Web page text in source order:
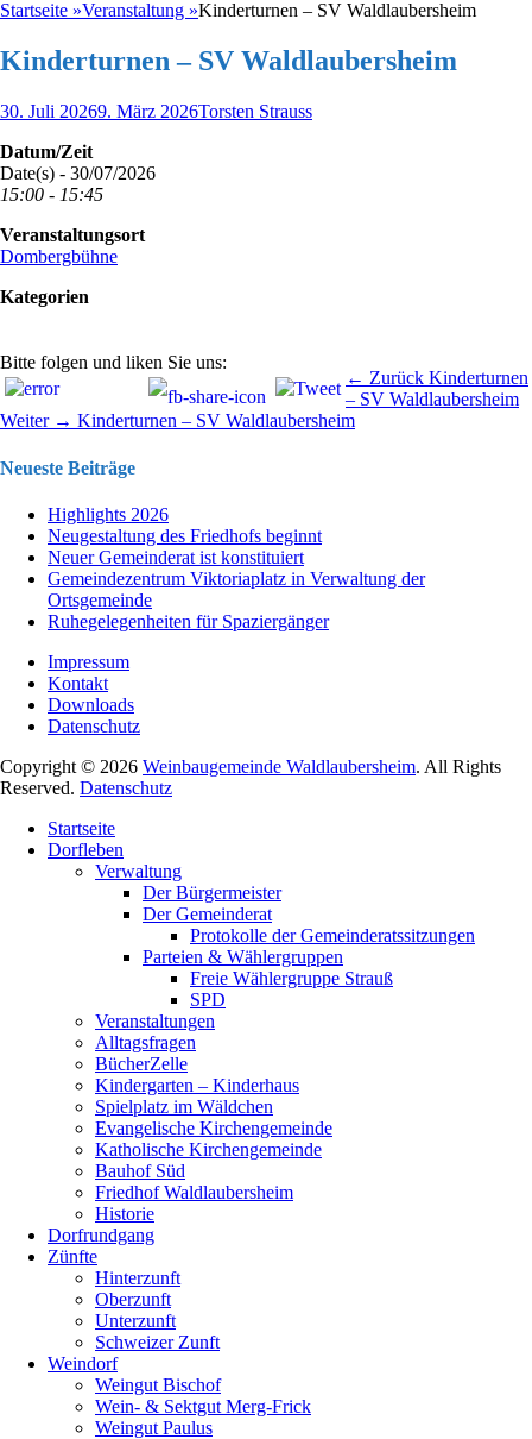
nach:
Startseite »Veranstaltung »Kinderturnen – SV Waldlaubersheim
Kinderturnen – SV Waldlaubersheim
Veröffentlicht
30. Juli 20269. März 2026Autor
Torsten Strauss
Datum/Zeit
Date(s) - 30/07/2026
15:00 - 15:45
Veranstaltungsort
Dombergbühne
Kategorien
Bitte folgen und liken Sie uns:
Beitragsnavigation ← Zurück
Beitrag:
Kinderturnen
– SV Waldlaubersheim
Weiter → Nächster
Kinderturnen – SV Waldlaubersheim
Neueste Beiträge
Highlights 2026
Neugestaltung des Friedhofs beginnt
Neuer Gemeinderat ist konstituiert
Gemeindezentrum Viktoriaplatz in Verwaltung der
Ortsgemeinde
Ruhegelegenheiten für Spaziergänger
Impressum
Kontakt
Downloads
Datenschutz
Copyright © 2026 Weinbaugemeinde Waldlaubersheim. All Rights
Reserved. Datenschutz
oben
scrollen
Startseite
Dorfleben
Verwaltung
Der Bürgermeister
Der Gemeinderat
Protokolle der Gemeinderatssitzungen
Parteien & Wählergruppen
Freie Wählergruppe Strauß
SPD
Veranstaltungen
Alltagsfragen
BücherZelle
Kindergarten – Kinderhaus
Spielplatz im Wäldchen
Evangelische Kirchengemeinde
Katholische Kirchengemeinde
Bauhof Süd
Friedhof Waldlaubersheim
Historie
Dorfrundgang
Zünfte
Hinterzunft
Oberzunft
Unterzunft
Schweizer Zunft
Weindorf
Weingut Bischof
Wein- & Sektgut Merg-Frick
Weingut Paulus